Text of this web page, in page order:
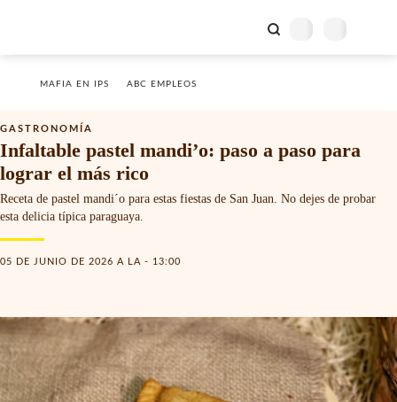
MAFIA EN IPS ABC EMPLEOS
GASTRONOMÍA
Infaltable pastel mandi’o: paso a paso para
lograr el más rico
Receta de pastel mandi´o para estas fiestas de San Juan. No dejes de probar
esta delicia típica paraguaya.
05 DE JUNIO DE 2026 A LA - 13:00